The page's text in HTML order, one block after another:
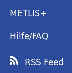
METLIS+
Hilfe/FAQ
RSS Feed